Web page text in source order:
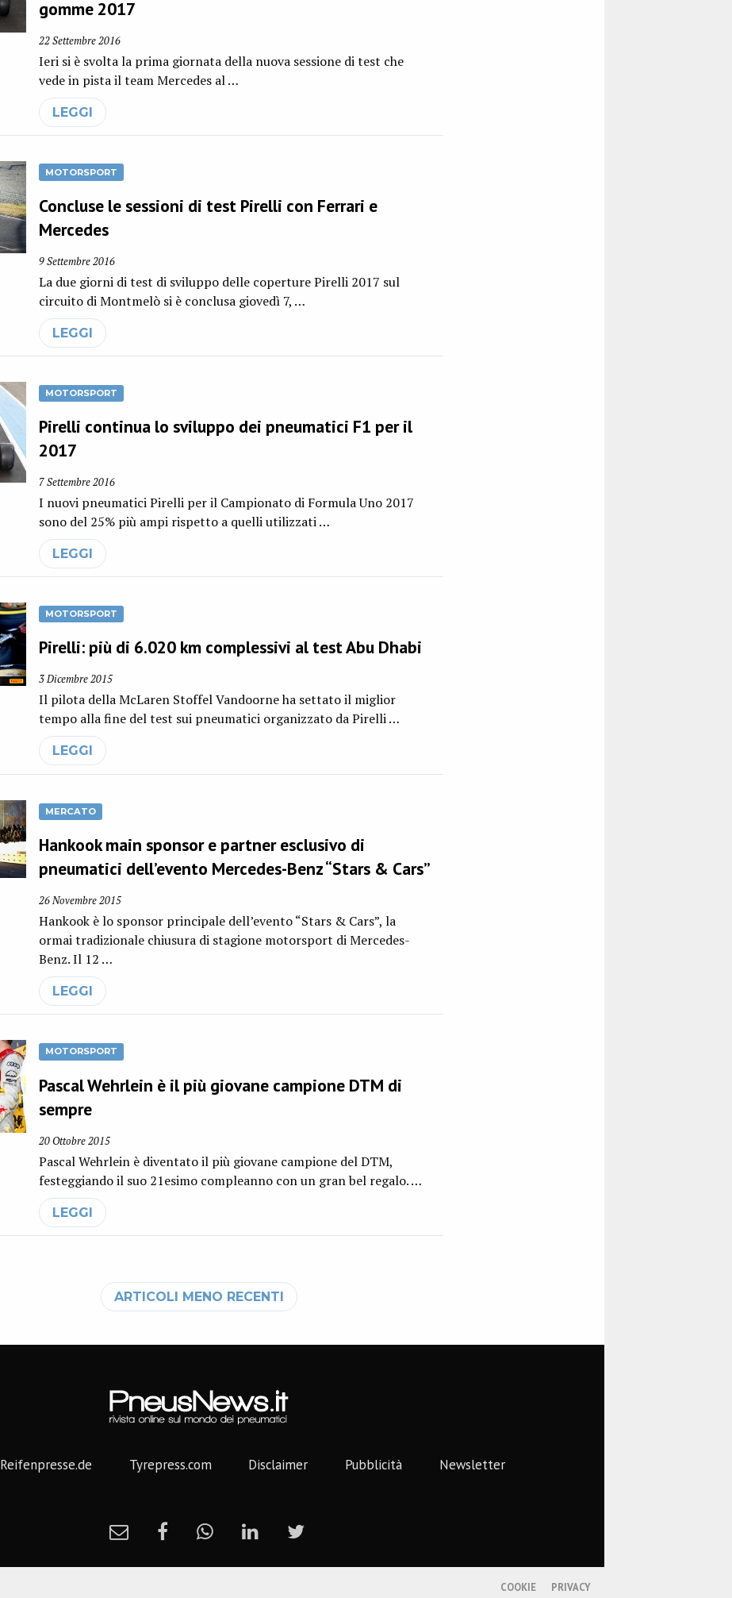
gomme 2017
22 Settembre 2016
Ieri si è svolta la prima giornata della nuova sessione di test che
vede in pista il team Mercedes al …
LEGGI
MOTORSPORT
Concluse le sessioni di test Pirelli con Ferrari e
Mercedes
9 Settembre 2016
La due giorni di test di sviluppo delle coperture Pirelli 2017 sul
circuito di Montmelò si è conclusa giovedì 7, …
LEGGI
MOTORSPORT
Pirelli continua lo sviluppo dei pneumatici F1 per il
2017
7 Settembre 2016
I nuovi pneumatici Pirelli per il Campionato di Formula Uno 2017
sono del 25% più ampi rispetto a quelli utilizzati …
LEGGI
MOTORSPORT
Pirelli: più di 6.020 km complessivi al test Abu Dhabi
3 Dicembre 2015
Il pilota della McLaren Stoffel Vandoorne ha settato il miglior
tempo alla fine del test sui pneumatici organizzato da Pirelli …
LEGGI
MERCATO
Hankook main sponsor e partner esclusivo di
pneumatici dell’evento Mercedes-Benz “Stars & Cars”
26 Novembre 2015
Hankook è lo sponsor principale dell’evento “Stars & Cars”, la
ormai tradizionale chiusura di stagione motorsport di Mercedes-
Benz. Il 12 …
LEGGI
MOTORSPORT
Pascal Wehrlein è il più giovane campione DTM di
sempre
20 Ottobre 2015
Pascal Wehrlein è diventato il più giovane campione del DTM,
festeggiando il suo 21esimo compleanno con un gran bel regalo. …
LEGGI
ARTICOLI MENO RECENTI
Reifenpresse.de Tyrepress.com Disclaimer Pubblicità Newsletter
COOKIE PRIVACY